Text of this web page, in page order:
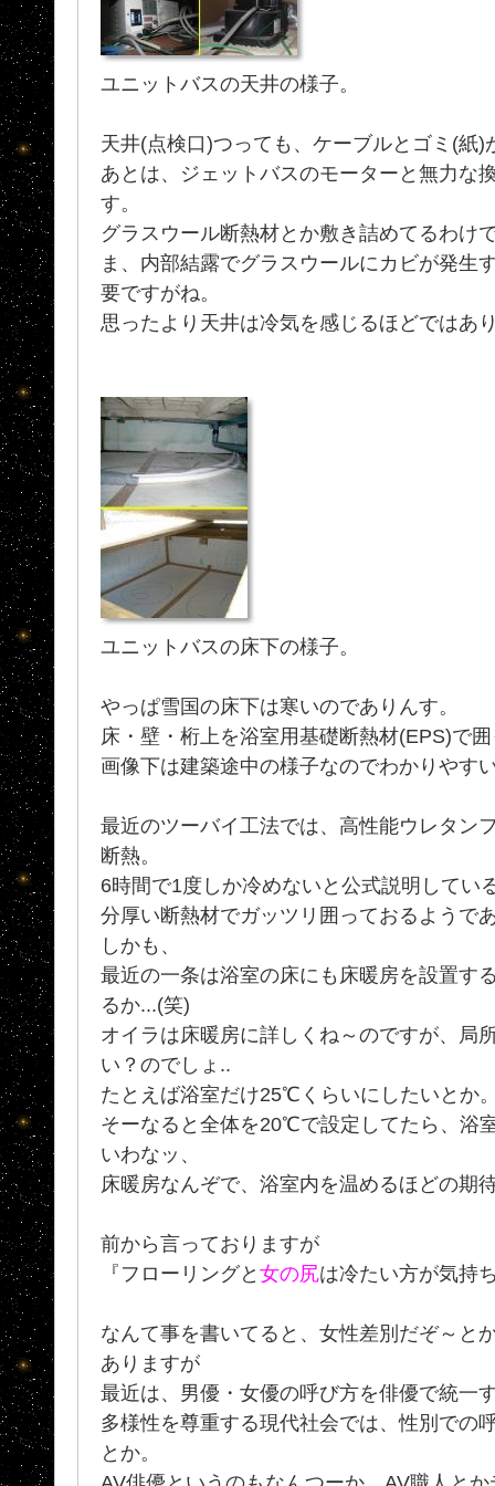
ユニットバスの天井の様子。
天井(点検口)つっても、ケーブルとゴミ(紙)
あとは、ジェットバスのモーターと無力な
す。
グラスウール断熱材とか敷き詰めてるわけ
ま、内部結露でグラスウールにカビが発生
要ですがね。
思ったより天井は冷気を感じるほどではあ
ユニットバスの床下の様子。
やっぱ雪国の床下は寒いのでありんす。
床・壁・桁上を浴室用基礎断熱材(EPS)で
画像下は建築途中の様子なのでわかりやす
最近のツーバイ工法では、高性能ウレタン
断熱。
6時間で1度しか冷めないと公式説明してい
分厚い断熱材でガッツリ囲っておるようで
しかも、
最近の一条は浴室の床にも床暖房を設置す
るか...(笑)
オイラは床暖房に詳しくね～のですが、局
い？のでしょ..
たとえば浴室だけ25℃くらいにしたいとか
そーなると全体を20℃で設定してたら、浴
いわなッ、
床暖房なんぞで、浴室内を温めるほどの期
前から言っておりますが
『フローリングと女の尻は冷たい方が気持
なんて事を書いてると、女性差別だぞ～と
ありますが
最近は、男優・女優の呼び方を俳優で統一
多様性を尊重する現代社会では、性別での
とか。